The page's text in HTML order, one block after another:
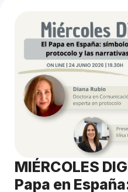
MIÉRCOLES
Papa en